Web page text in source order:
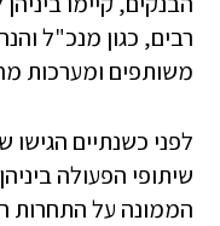
רבים, כגון מנכ"ל
משותפים ומערכות
לפני כשנתיים
שיתופי הפעולה
הממונה על התחרות